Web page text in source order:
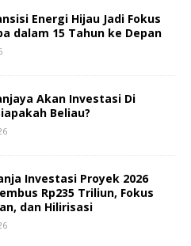
Energi Hijau Jadi Fokus
dalam 15 Tahun ke Depan
Akan Investasi Di
Beliau?
Investasi Proyek 2026
Rp235 Triliun, Fokus
dan Hilirisasi